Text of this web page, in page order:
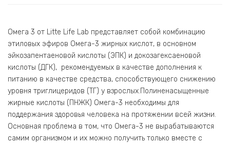
Омега 3 от Litte Life Lab представляет собой комбинацию
этиловых эфиров Омега-3 жирных кислот, в основном
эйкозапентаеновой кислоты (ЭПК) и докозагексаеновой
кислоты (ДГК), рекомендуемых в качестве дополнения к
питанию в качестве средства, способствующего снижению
уровня триглицеридов (ТГ) у взрослых.Полиненасыщенные
жирные кислоты (ПНЖК) Омега-3 необходимы для
поддержания здоровья человека на протяжении всей жизни.
Основная проблема в том, что Омега-3 не вырабатываются
самим организмом и их можно получить только вместе с